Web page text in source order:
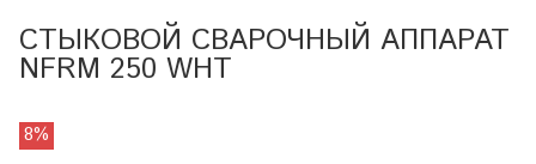
СТЫКОВОЙ СВАРОЧНЫЙ АППАРАТ
NFRM 250 WHT
8%